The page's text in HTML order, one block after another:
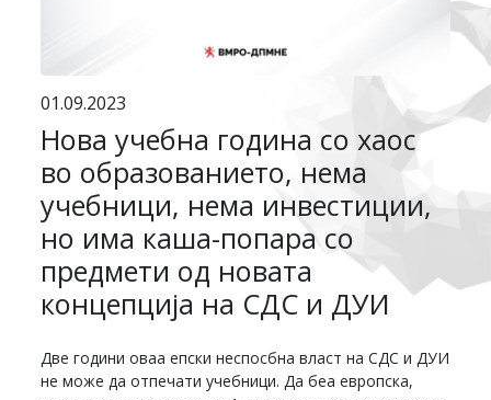
01.09.2023
Нова учебна година со хаос
во образованието, нема
учебници, нема инвестиции,
но има каша-попара со
предмети од новата
концепција на СДС и ДУИ
Две години оваа епски неспосбна власт на СДС и ДУИ
не може да отпечати учебници. Да беа европска,